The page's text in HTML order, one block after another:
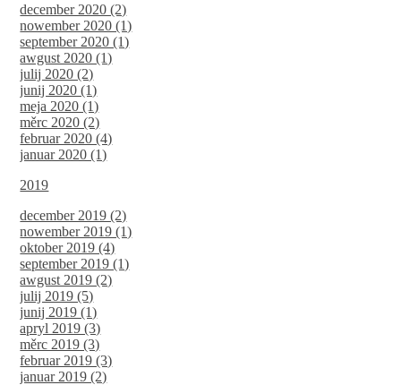
december 2020 (2)
nowember 2020 (1)
september 2020 (1)
awgust 2020 (1)
julij 2020 (2)
junij 2020 (1)
meja 2020 (1)
měrc 2020 (2)
februar 2020 (4)
januar 2020 (1)
2019
december 2019 (2)
nowember 2019 (1)
oktober 2019 (4)
september 2019 (1)
awgust 2019 (2)
julij 2019 (5)
junij 2019 (1)
apryl 2019 (3)
měrc 2019 (3)
februar 2019 (3)
januar 2019 (2)